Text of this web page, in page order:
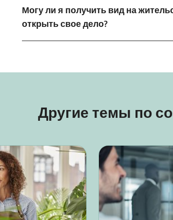
Могу ли я получить вид на
открыть свое дело?
Другие темы по